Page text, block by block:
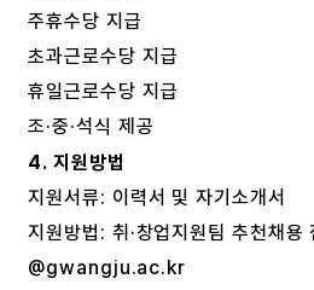
주휴수당 지급
초과근로수당 지급
휴일근로수당 지급
조·중·석식 제공
4. 지원방법
지원서류: 이력서 및 자기소개서
지원방법: 취·창업지원팀 추천채
@gwangju.ac.kr